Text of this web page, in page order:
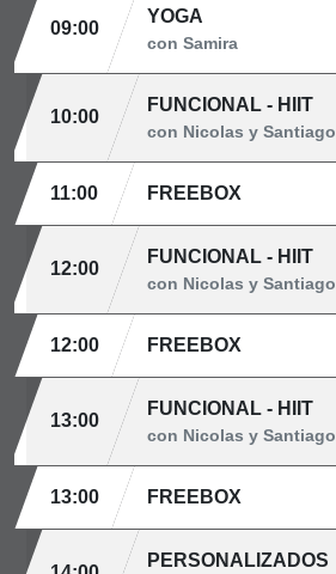
09:00
YOGA
con Samira
10:00
FUNCIONAL - HIIT
con Nicolas y Santiago
11:00 FREEBOX
12:00
FUNCIONAL - HIIT
con Nicolas y Santiago
12:00 FREEBOX
13:00
FUNCIONAL - HIIT
con Nicolas y Santiago
13:00 FREEBOX
PERSONALIZADOS